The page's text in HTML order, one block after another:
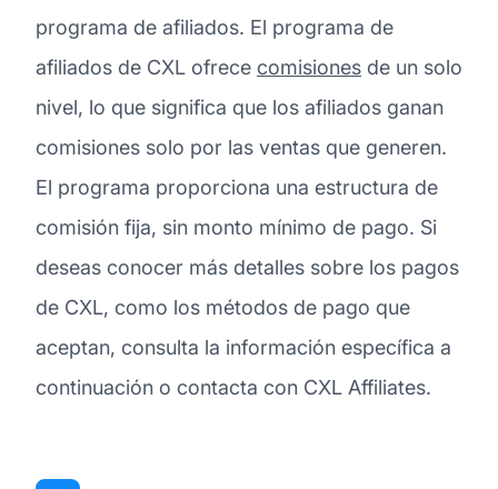
programa de afiliados. El programa de
afiliados de CXL ofrece comisiones de un solo
nivel, lo que significa que los afiliados ganan
comisiones solo por las ventas que generen.
El programa proporciona una estructura de
comisión fija, sin monto mínimo de pago. Si
deseas conocer más detalles sobre los pagos
de CXL, como los métodos de pago que
aceptan, consulta la información específica a
continuación o contacta con CXL Affiliates.